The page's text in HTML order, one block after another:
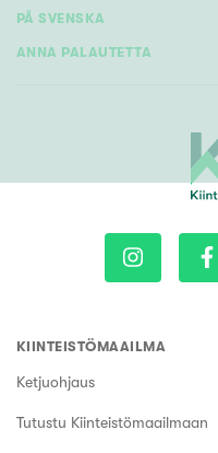
PÅ SVENSKA
ANNA PALAUTETTA
KIINTEISTÖMAAILMA
Ketjuohjaus
Tutustu Kiinteistömaailmaan